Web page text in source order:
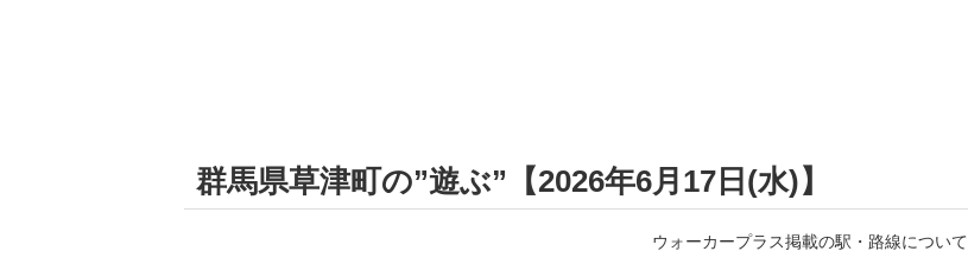
群馬県草津町の”遊ぶ”【2026年6月17日(水)】
ウォーカープラス掲載の駅・路線について